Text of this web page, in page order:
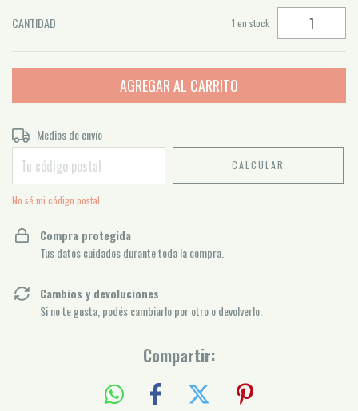
CANTIDAD 1 en stock
Entregas para el CP:
Medios de envío
CALCULAR
No sé mi código postal
Compra protegida
Tus datos cuidados durante toda la compra.
Cambios y devoluciones
Si no te gusta, podés cambiarlo por otro o devolverlo.
Compartir: